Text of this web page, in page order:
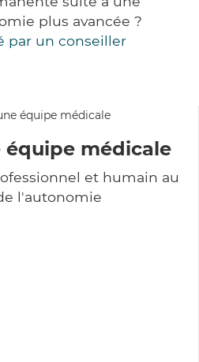
plus avancée ?
par un conseiller
équipe médicale
et humain au
l'autonomie